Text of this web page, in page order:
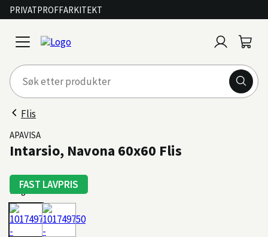
PRIVATPROFFARKITEKT
open
menu
inn
Flis
FAST LAVPRIS
APAVISA
Intarsio, Navona 60x60 Flis
Farge: Navona